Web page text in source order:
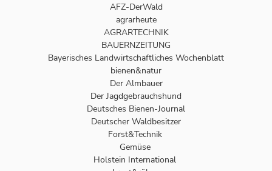
AFZ-DerWald
agrarheute
AGRARTECHNIK
BAUERNZEITUNG
Bayerisches Landwirtschaftliches Wochenblatt
bienen&natur
Der Almbauer
Der Jagdgebrauchshund
Deutsches Bienen-Journal
Deutscher Waldbesitzer
Forst&Technik
Gemüse
Holstein International